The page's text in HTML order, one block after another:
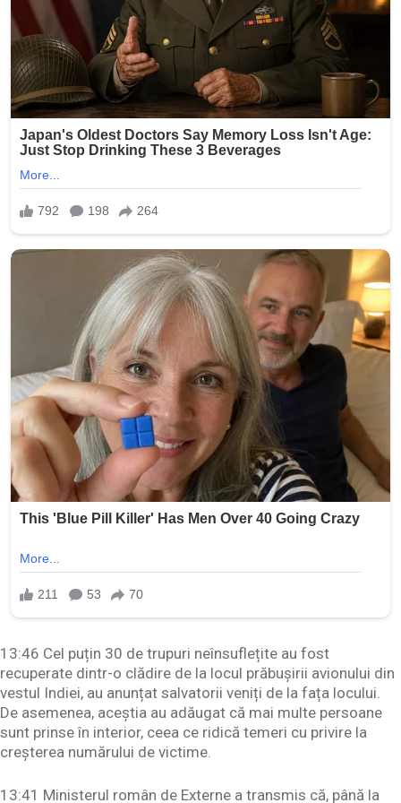
13:46 Cel puțin 30 de trupuri neînsuflețite au fost
recuperate dintr-o clădire de la locul prăbușirii avionului din
vestul Indiei, au anunțat salvatorii veniți de la fața locului.
De asemenea, aceștia au adăugat că mai multe persoane
sunt prinse în interior, ceea ce ridică temeri cu privire la
creșterea numărului de victime.
13:41 Ministerul român de Externe a transmis că, până la